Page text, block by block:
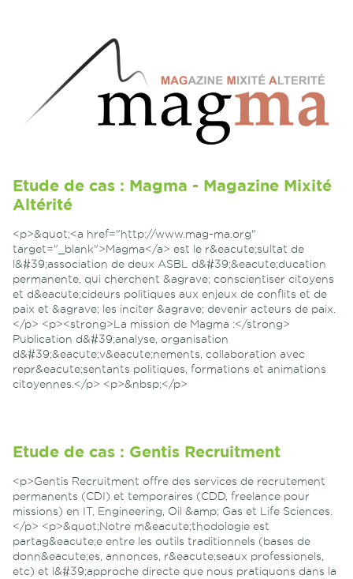
Etude de cas : Magma - Magazine Mixité
Altérité
<p>&quot;<a href="http://www.mag-ma.org"
target="_blank">Magma</a> est le r&eacute;sultat de
l&#39;association de deux ASBL d&#39;&eacute;ducation
permanente, qui cherchent &agrave; conscientiser citoyens
et d&eacute;cideurs politiques aux enjeux de conflits et de
paix et &agrave; les inciter &agrave; devenir acteurs de paix.
</p> <p><strong>La mission de Magma :</strong>
Publication d&#39;analyse, organisation
d&#39;&eacute;v&eacute;nements, collaboration avec
repr&eacute;sentants politiques, formations et animations
citoyennes.</p> <p>&nbsp;</p>
Etude de cas : Gentis Recruitment
<p>Gentis Recruitment offre des services de recrutement
permanents (CDI) et temporaires (CDD, freelance pour
missions) en IT, Engineering, Oil &amp; Gas et Life Sciences.
</p> <p>&quot;Notre m&eacute;thodologie est
partag&eacute;e entre les outils traditionnels (bases de
donn&eacute;es, annonces, r&eacute;seaux professionels,
etc) et l&#39;approche directe que nous pratiquons dans la